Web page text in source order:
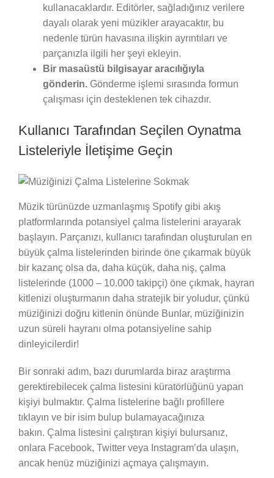
kullanacaklardır. Editörler, sağladığınız verilere
dayalı olarak yeni müzikler arayacaktır, bu
nedenle türün havasına ilişkin ayrıntıları ve
parçanızla ilgili her şeyi ekleyin.
Bir masaüstü bilgisayar aracılığıyla
gönderin. Gönderme işlemi sırasında formun
çalışması için desteklenen tek cihazdır.
Kullanıcı Tarafından Seçilen Oynatma
Listeleriyle İletişime Geçin
Müzik türünüzde uzmanlaşmış Spotify gibi akış
platformlarında potansiyel çalma listelerini arayarak
başlayın. Parçanızı, kullanıcı tarafından oluşturulan en
büyük çalma listelerinden birinde öne çıkarmak büyük
bir kazanç olsa da, daha küçük, daha niş, çalma
listelerinde (1000 – 10.000 takipçi) öne çıkmak, hayran
kitlenizi oluşturmanın daha stratejik bir yoludur, çünkü
müziğinizi doğru kitlenin önünde Bunlar, müziğinizin
uzun süreli hayranı olma potansiyeline sahip
dinleyicilerdir!
Bir sonraki adım, bazı durumlarda biraz araştırma
gerektirebilecek çalma listesini küratörlüğünü yapan
kişiyi bulmaktır. Çalma listelerine bağlı profillere
tıklayın ve bir isim bulup bulamayacağınıza
bakın. Çalma listesini çalıştıran kişiyi bulursanız,
onlara Facebook, Twitter veya Instagram’da ulaşın,
ancak henüz müziğinizi açmaya çalışmayın.